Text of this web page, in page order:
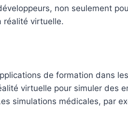
non seulement
réalité virtuelle.
de formation dans
virtuelle pour simuler des
simulations médicales, par